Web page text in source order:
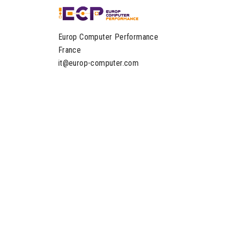
Europ Computer Performance
France
it@europ-computer.com